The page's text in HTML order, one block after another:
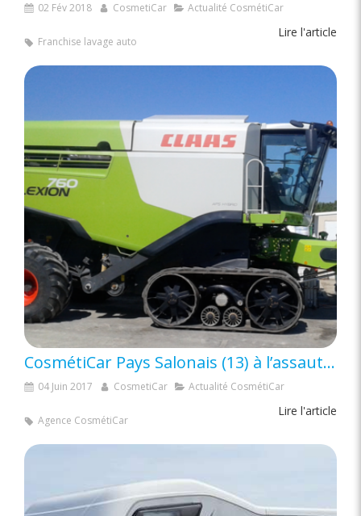
02 Fév 2018 CosmetiCar Actualité CosmétiCar
Lire l'article
Franchise lavage auto
CosmétiCar Pays Salonais (13) à l’assaut des machines agricoles
04 Juin 2017 CosmetiCar Actualité CosmétiCar
Lire l'article
Agence CosmétiCar